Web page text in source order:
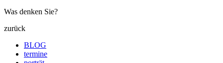
Was denken Sie?
zurück
BLOG
termine